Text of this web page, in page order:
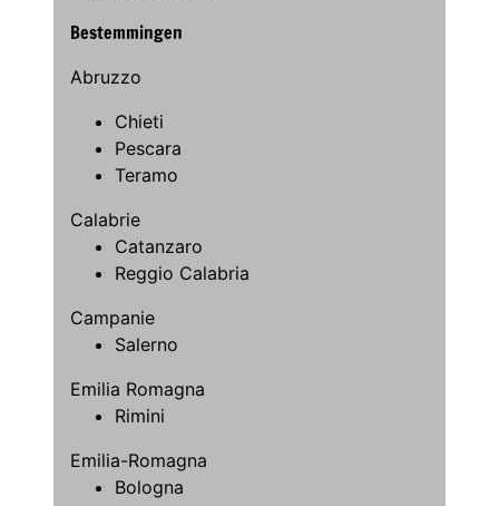
Bestemmingen
Abruzzo
Chieti
Pescara
Teramo
Calabrie
Catanzaro
Reggio Calabria
Campanie
Salerno
Emilia Romagna
Rimini
Emilia-Romagna
Bologna